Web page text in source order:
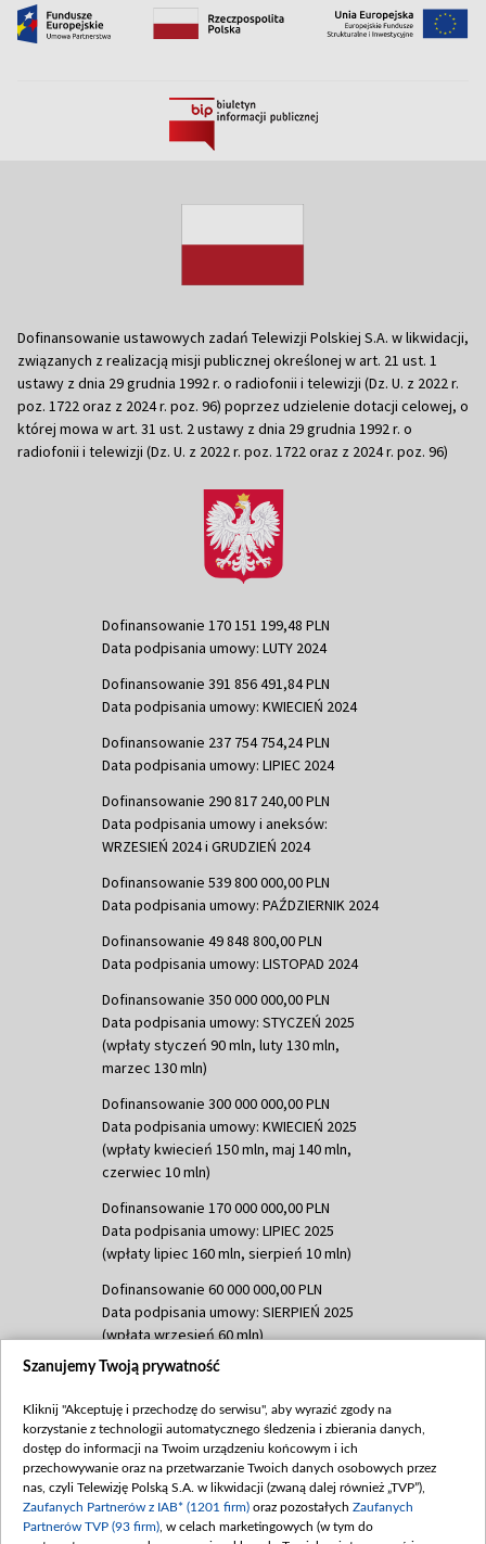
Dofinansowanie ustawowych zadań Telewizji Polskiej S.A. w likwidacji,
związanych z realizacją misji publicznej określonej w art. 21 ust. 1
ustawy z dnia 29 grudnia 1992 r. o radiofonii i telewizji (Dz. U. z 2022 r.
poz. 1722 oraz z 2024 r. poz. 96) poprzez udzielenie dotacji celowej, o
której mowa w art. 31 ust. 2 ustawy z dnia 29 grudnia 1992 r. o
radiofonii i telewizji (Dz. U. z 2022 r. poz. 1722 oraz z 2024 r. poz. 96)
Dofinansowanie 170 151 199,48 PLN
Data podpisania umowy: LUTY 2024
Dofinansowanie 391 856 491,84 PLN
Data podpisania umowy: KWIECIEŃ 2024
Dofinansowanie 237 754 754,24 PLN
Data podpisania umowy: LIPIEC 2024
Dofinansowanie 290 817 240,00 PLN
Data podpisania umowy i aneksów:
WRZESIEŃ 2024 i GRUDZIEŃ 2024
Dofinansowanie 539 800 000,00 PLN
Data podpisania umowy: PAŹDZIERNIK 2024
Dofinansowanie 49 848 800,00 PLN
Data podpisania umowy: LISTOPAD 2024
Dofinansowanie 350 000 000,00 PLN
Data podpisania umowy: STYCZEŃ 2025
(wpłaty styczeń 90 mln, luty 130 mln,
marzec 130 mln)
Dofinansowanie 300 000 000,00 PLN
Data podpisania umowy: KWIECIEŃ 2025
(wpłaty kwiecień 150 mln, maj 140 mln,
czerwiec 10 mln)
Dofinansowanie 170 000 000,00 PLN
Data podpisania umowy: LIPIEC 2025
(wpłaty lipiec 160 mln, sierpień 10 mln)
Dofinansowanie 60 000 000,00 PLN
Data podpisania umowy: SIERPIEŃ 2025
(wpłata wrzesień 60 mln)
Dofinansowanie 635 783 051,21 PLN
(wpłata wrzesień 100 mln, październik 350
mln, listopad 265 mln)
Dofinansowanie 48 862 000,00 PLN
Data podpisania umowy: GRUDZIEŃ 2025
(wpłata grudzień 60,548 mln)
Szanujemy Twoją prywatność
Kliknij "Akceptuję i przechodzę do serwisu", aby wyrazić zgody na
korzystanie z technologii automatycznego śledzenia i zbierania danych,
dostęp do informacji na Twoim urządzeniu końcowym i ich
przechowywanie oraz na przetwarzanie Twoich danych osobowych przez
nas, czyli Telewizję Polską S.A. w likwidacji (zwaną dalej również „TVP”),
Zaufanych Partnerów z IAB* (1201 firm) oraz pozostałych Zaufanych
Partnerów TVP (93 firm) , w celach marketingowych (w tym do